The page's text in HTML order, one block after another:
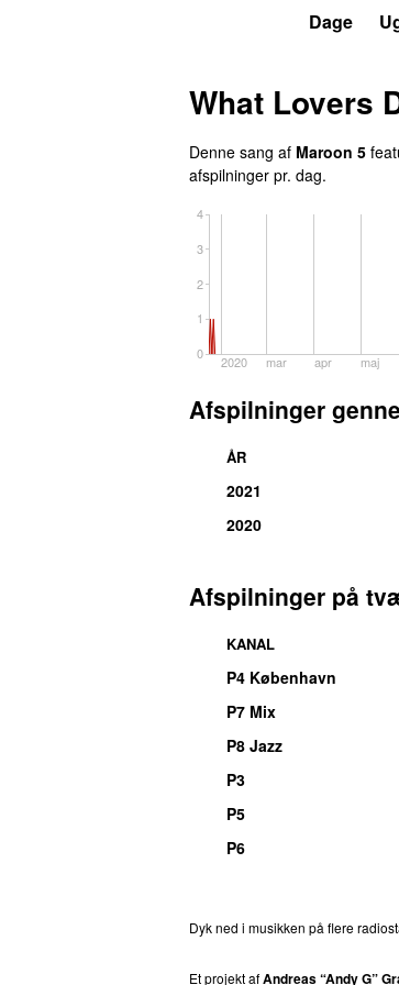
Dage
What Lovers
Denne sang af Maroon 5
afspilninger pr. dag.
0
1
2
3
4
2020 mar apr maj
Afspilninger
ÅR
2021
2020
Afspilninger på
KANAL
P4 København
P7 Mix
P8 Jazz
P3
P5
P6
Dyk ned i musikken på flere
Et projekt afAndreas “Andy G”